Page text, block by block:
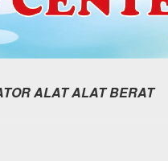
ALAT ALAT BERAT